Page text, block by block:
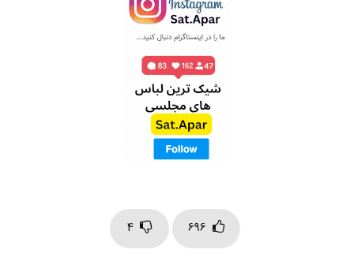
696
4